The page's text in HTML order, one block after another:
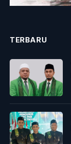
TERBARU